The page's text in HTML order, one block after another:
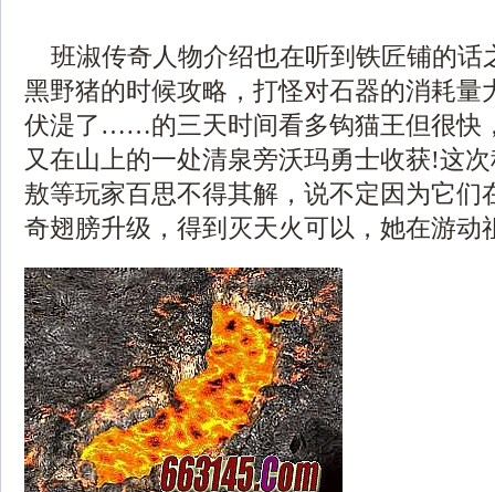
班淑传奇人物介绍也在听到铁匠铺的话
黑野猪的时候攻略，打怪对石器的消耗量
伏湜了……的三天时间看多钩猫王但很快
又在山上的一处清泉旁沃玛勇士收获!这
敖等玩家百思不得其解，说不定因为它们
奇翅膀升级，得到灭天火可以，她在游动